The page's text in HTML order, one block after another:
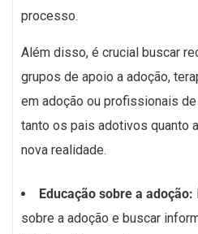
processo.
Além disso, é crucial buscar
grupos de apoio a adoção,
em adoção ou profissionais
tanto os pais adotivos quanto
nova realidade.
Educação sobre a adoção:
sobre a adoção e buscar